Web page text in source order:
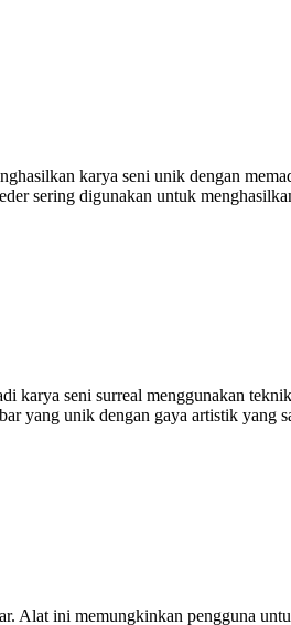
karya seni unik dengan
sering digunakan untuk
karya seni surreal menggunakan
yang unik dengan gaya artistik yang
Alat ini memungkinkan pengguna